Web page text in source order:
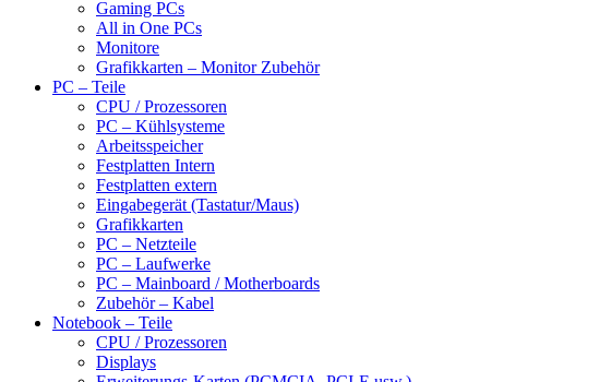
Gaming PCs
All in One PCs
Monitore
Grafikkarten – Monitor Zubehör
PC – Teile
CPU / Prozessoren
PC – Kühlsysteme
Arbeitsspeicher
Festplatten Intern
Festplatten extern
Eingabegerät (Tastatur/Maus)
Grafikkarten
PC – Netzteile
PC – Laufwerke
PC – Mainboard / Motherboards
Zubehör – Kabel
Notebook – Teile
CPU / Prozessoren
Displays